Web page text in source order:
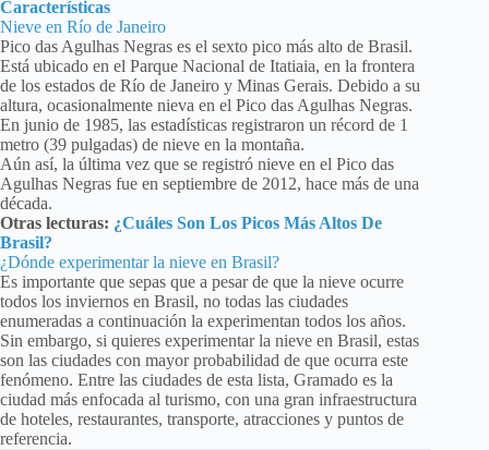
Características
Nieve en Río de Janeiro
Pico das Agulhas Negras es el sexto pico más alto de Brasil.
Está ubicado en el Parque Nacional de Itatiaia, en la frontera
de los estados de Río de Janeiro y Minas Gerais. Debido a su
altura, ocasionalmente nieva en el Pico das Agulhas Negras.
En junio de 1985, las estadísticas registraron un récord de 1
metro (39 pulgadas) de nieve en la montaña.
Aún así, la última vez que se registró nieve en el Pico das
Agulhas Negras fue en septiembre de 2012, hace más de una
década.
Otras lecturas: ¿Cuáles Son Los Picos Más Altos De
Brasil?
¿Dónde experimentar la nieve en Brasil?
Es importante que sepas que a pesar de que la nieve ocurre
todos los inviernos en Brasil, no todas las ciudades
enumeradas a continuación la experimentan todos los años.
Sin embargo, si quieres experimentar la nieve en Brasil, estas
son las ciudades con mayor probabilidad de que ocurra este
fenómeno. Entre las ciudades de esta lista, Gramado es la
ciudad más enfocada al turismo, con una gran infraestructura
de hoteles, restaurantes, transporte, atracciones y puntos de
referencia.